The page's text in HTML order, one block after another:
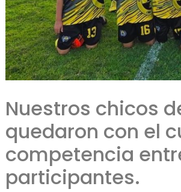
Nuestros chicos
quedaron con el
competencia
participantes.